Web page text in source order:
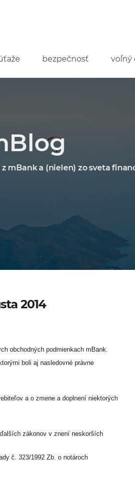
bezpečnosť voľný
mBank a (nielen) zo sveta
2014
obchodných podmienkach mBank.
boli aj nasledovné právne
a o zmene a doplnení niektorých
zákonov v znení neskorších
č. 323/1992 Zb. o notároch